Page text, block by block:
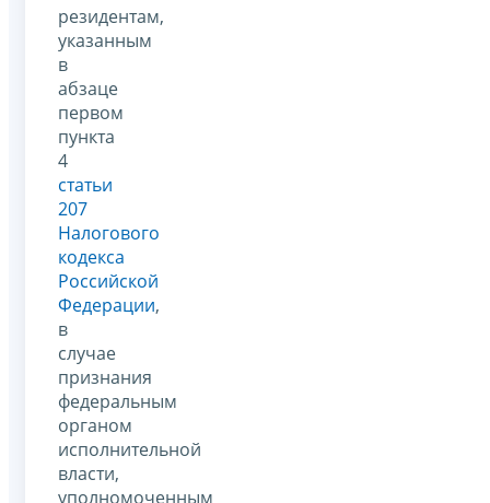
резидентам,
указанным
в
абзаце
первом
пункта
4
статьи
207
Налогового
кодекса
Российской
Федерации,
в
случае
признания
федеральным
органом
исполнительной
власти,
уполномоченным